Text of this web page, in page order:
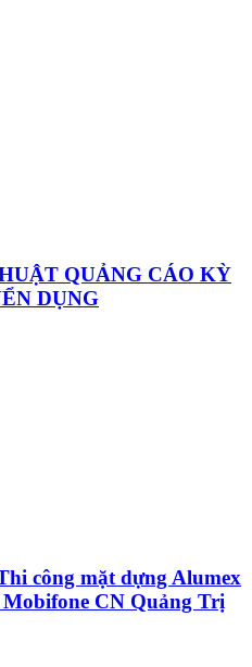
QUẢNG CÁO KỲ
DỤNG
công mặt dựng Alumex
CN Quảng Trị